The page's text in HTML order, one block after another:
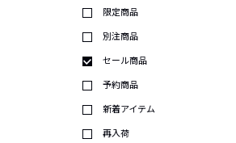
限定商品
別注商品
セール商品
予約商品
新着アイテム
再入荷